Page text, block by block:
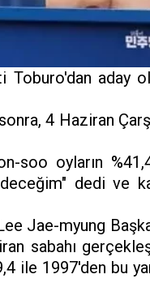
Toburo'dan aday
4 Haziran
soo oyların
dedi ve
Jae-myung
sabahı
ile 1997'den bu